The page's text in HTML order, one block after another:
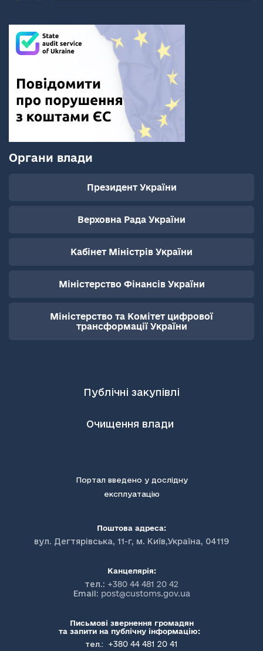
Органи влади
Президент України
Верховна Рада України
Кабінет Міністрів України
Міністерство Фінансів України
Міністерство та Комітет цифрової
трансформації України
Публічні закупівлі
Очищення влади
Портал введено у дослідну
експлуатацію
Поштова адреса:
вул. Дегтярівська, 11-г, м. Київ,Україна, 04119
Канцелярія:
тел.: +380 44 481 20 42
Email: post@customs.gov.ua
Письмові звернення громадян
та запити на публічну інформацію:
тел.:
+380 44 481 20 41